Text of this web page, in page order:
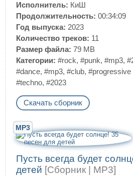
Исполнитель: КиШ
Продолжительность: 00:34:09
Год выпуска: 2023
Количество треков: 11
Размер файла: 79 MB
Категории: #rock, #punk, #mp3,
#dance, #mp3, #club, #progressive
#techno, #2023
Скачать сборник
MP3
Пусть всегда будет
детей [Сборник | MP3]